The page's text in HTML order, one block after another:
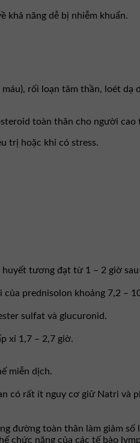
khả năng dễ bị nhiễm khuẩn.
rối loạn tâm thần, loét
toàn thân cho người
trị hoặc khi có stress.
tương đạt từ 1 – 2 giờ
prednisolon khoảng 7,2 –
sulfat và glucuronid.
xỉ 1,7 – 2,7 giờ.
miễn dịch.
rất ít nguy cơ giữ Natri và
đường toàn thân làm giảm
chức năng của các tế bào